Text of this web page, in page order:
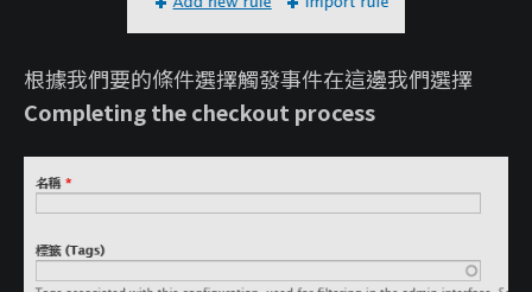
根據我們要的條件選擇觸發事件在這邊我們選擇
Completing the checkout process